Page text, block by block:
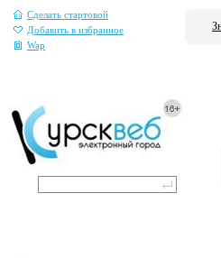
Сделать стартовой
Добавить в избранное
Wap